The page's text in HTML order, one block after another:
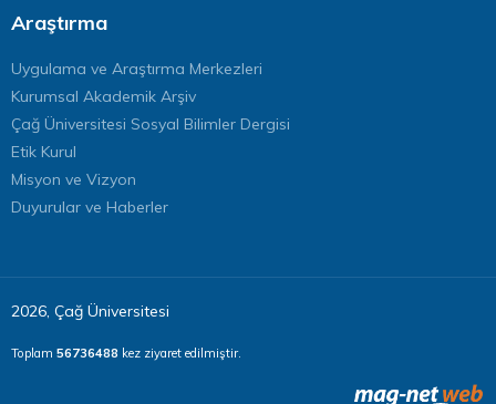
Araştırma
Uygulama ve Araştırma Merkezleri
Kurumsal Akademik Arşiv
Çağ Üniversitesi Sosyal Bilimler Dergisi
Etik Kurul
Misyon ve Vizyon
Duyurular ve Haberler
2026, Çağ Üniversitesi
Toplam 56736488 kez ziyaret edilmiştir.